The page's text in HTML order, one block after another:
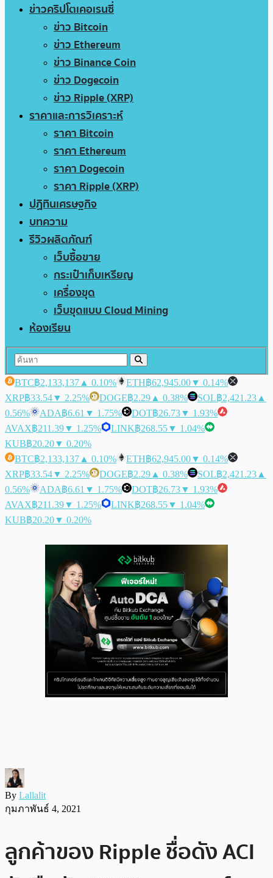
ข่าวคริปโตเคอเรนซี่
ข่าว Bitcoin
ข่าว Ethereum
ข่าว Binance Coin
ข่าว Dogecoin
ข่าว Ripple (XRP)
ราคาและการวิเคราะห์
ราคา Bitcoin
ราคา Ethereum
ราคา Dogecoin
ราคา Ripple (XRP)
ปฏิทินเศรษฐกิจ
บทความ
รีวิวผลิตภัณฑ์
เว็บซื้อขาย
กระเป๋าเก็บเหรียญ
เครื่องขุด
เว็บขุดแบบ Cloud Mining
ห้องเรียน
BTC฿2,133,137 ▲ 0.10% ETH฿62,945.00▼ 0.14%
XRP฿33.54▼ 2.25% DOGE฿2.29 ▲ 0.38% SOL฿2,421.23 ▲
0.56%
ADA฿6.61 ▼ 1.75% DOT฿26.73▼ 1.93%
AVAX฿211.39▼ 1.25% LINK฿268.55▼ 1.04%
KUB฿20.20▼ 0.20%
BTC฿2,133,137 ▲ 0.10% ETH฿62,945.00▼ 0.14%
XRP฿33.54▼ 2.25% DOGE฿2.29 ▲ 0.38% SOL฿2,421.23 ▲
0.56%
ADA฿6.61 ▼ 1.75% DOT฿26.73▼ 1.93%
AVAX฿211.39▼ 1.25% LINK฿268.55▼ 1.04%
KUB฿20.20▼ 0.20%
By Lallalit
กุมภาพันธ์ 4, 2021
ลูกค้าของ Ripple ชื่อดัง ACI